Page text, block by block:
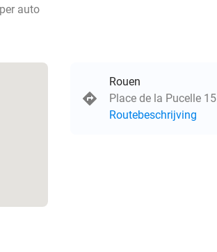
auto
Rouen
Place de la Pucelle 15
Routebeschrijving